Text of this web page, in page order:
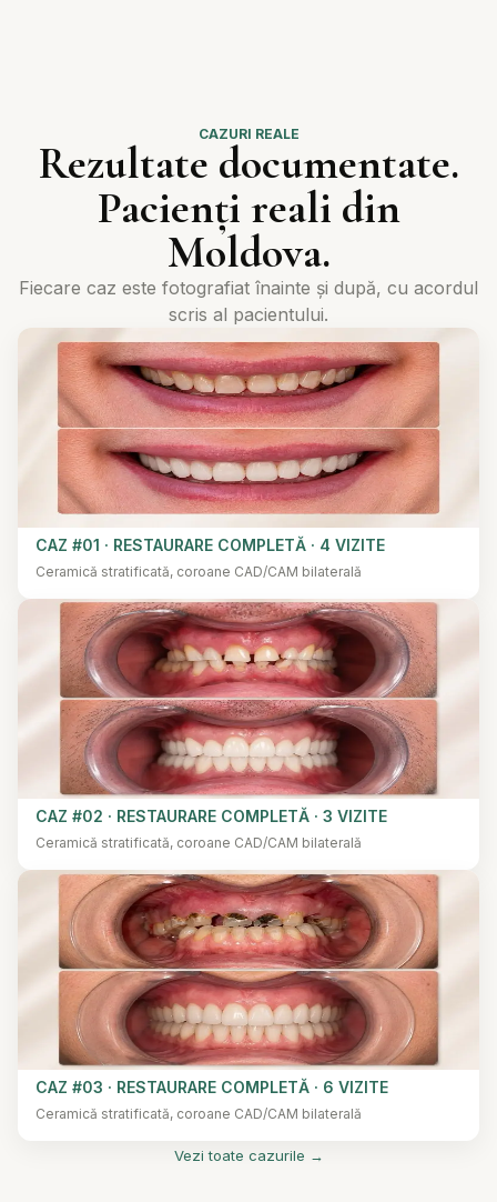
CAZURI REALE
Rezultate documentate.
Pacienți reali din
Moldova.
Fiecare caz este fotografiat înainte și după, cu acordul
scris al pacientului.
CAZ #01 · RESTAURARE COMPLETĂ · 4 VIZITE
Ceramică stratificată, coroane CAD/CAM bilaterală
CAZ #02 · RESTAURARE COMPLETĂ · 3 VIZITE
Ceramică stratificată, coroane CAD/CAM bilaterală
CAZ #03 · RESTAURARE COMPLETĂ · 6 VIZITE
Ceramică stratificată, coroane CAD/CAM bilaterală
Vezi toate cazurile →